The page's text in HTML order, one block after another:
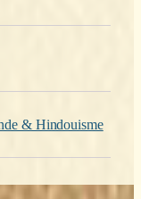
& Hindouisme